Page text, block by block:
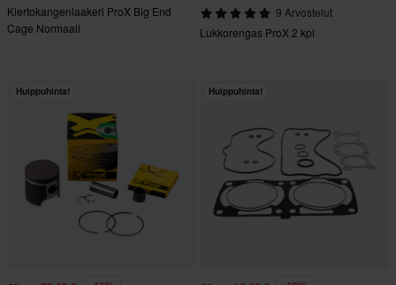
Kiertokangenlaakeri ProX Big End
Cage Normaali
9 Arvostelut
Lukkorengas ProX 2 kpl
Huippuhinta! Huippuhinta!